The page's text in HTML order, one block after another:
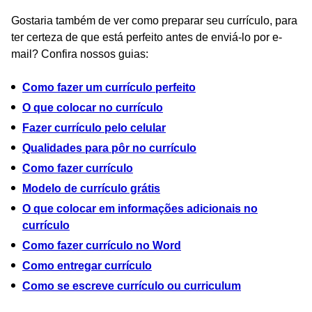
Gostaria também de ver como preparar seu currículo, para
ter certeza de que está perfeito antes de enviá-lo por e-
mail? Confira nossos guias:
Como fazer um currículo perfeito
O que colocar no currículo
Fazer currículo pelo celular
Qualidades para pôr no currículo
Como fazer currículo
Modelo de currículo grátis
O que colocar em informações adicionais no
currículo
Como fazer currículo no Word
Como entregar currículo
Como se escreve currículo ou curriculum